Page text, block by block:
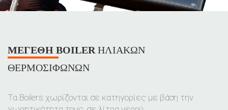
ΜΕΓΈΘΗ BOILER ΗΛΙΑΚΏΝ
ΘΕΡΜΟΣΊΦΩΝΩΝ
Τα Boilers χωρίζονται σε κατηγορίες με βάση την